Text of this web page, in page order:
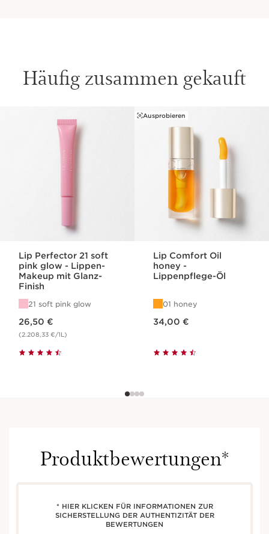
Häufig zusammen gekauft
WEITER ZUM INHALT
Lip Perfector 21 soft
pink glow - Lippen-
Makeup mit Glanz-
Finish
21 soft pink glow
26,50 €
(2.208,33 €/1L)
Ausprobieren
Lip Comfort Oil
honey -
Lippenpflege-Öl
01 honey
34,00 €
Produktbewertungen*
* HIER KLICKEN FÜR INFORMATIONEN ZUR
SICHERSTELLUNG DER AUTHENTIZITÄT DER
BEWERTUNGEN